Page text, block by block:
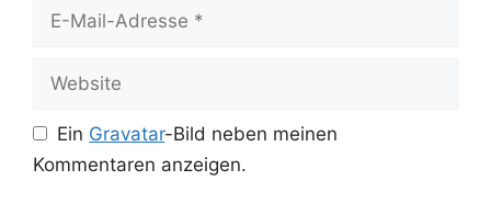
Website
Ein Gravatar-Bild neben meinen
Kommentaren anzeigen.